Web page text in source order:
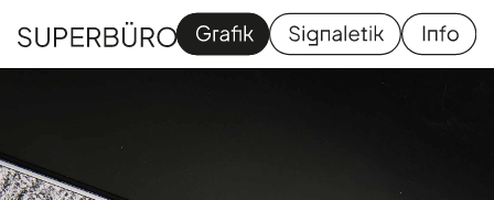
Homapage Grafik Signaletik